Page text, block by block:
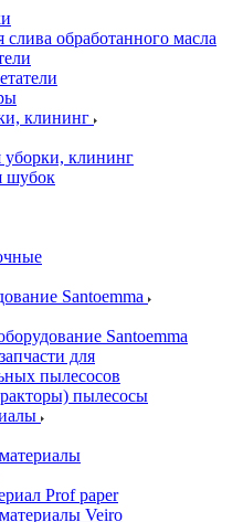
слива обработанного масла
клининг
уборки, клининг
шубок
Santoemma
Santoemma
для
пылесосов
пылесосы
Prof paper
Veiro